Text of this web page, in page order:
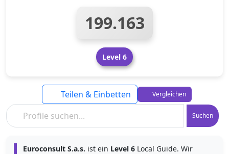
199.163
Level 6
Suchen
Teilen & Einbetten Vergleichen
Euroconsult S.a.s. ist ein Level 6 Local Guide. Wir